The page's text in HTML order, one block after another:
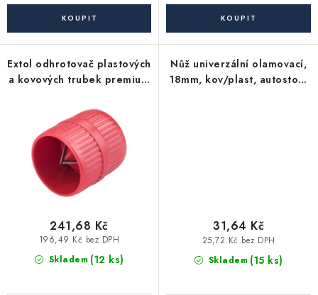
Reklamační podmínky
Pravidla ochrany osobních údajů (GDPR)
Extol odhrotovač plastových
a kovových trubek premium
Skladem (12 ks)
196,49 Kč bez DPH
241,68 Kč
Nůž univerzální olamovací,
18mm, kov/plast, autostop,
Skladem (15 ks)
25,72 Kč bez DPH
31,64 Kč